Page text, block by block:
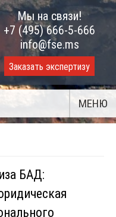
Мы на связи!
+7 (495) 666-5-666
info@fse.ms
Заказать экспертизу
МЕНЮ
БАД: